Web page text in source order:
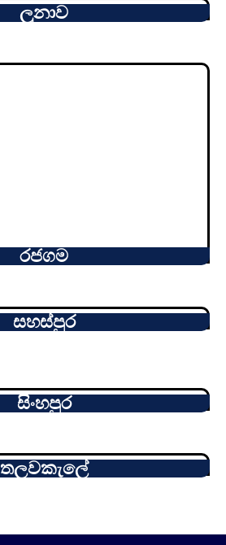
ලුනාව
රජගම
සහස්පුර
සිංහපුර
තලවකැලේ